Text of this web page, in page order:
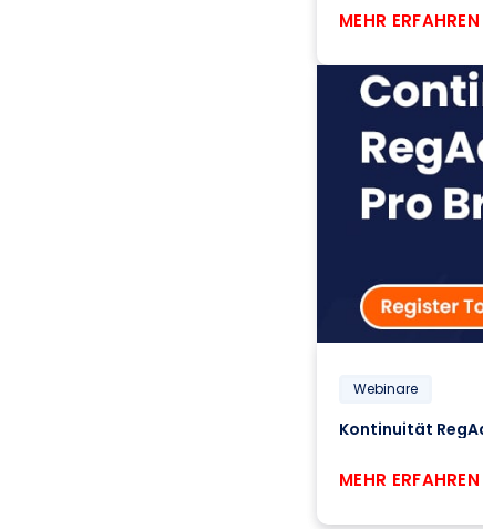
MEHR ERFAHREN
Webinare
Kontinuität
MEHR ERFAHREN